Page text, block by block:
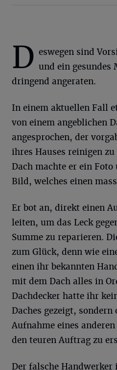
D eswegen sind
und ein gesundes
dringend angeraten.
In einem aktuellen Fall
von einem angeblichen
angesprochen, der
ihres Hauses reinigen
Dach machte er ein
Bild, welches einen
Er bot an, direkt einen
leiten, um das Leck
Summe zu reparieren.
zum Glück, denn wie
einen ihr bekannten
mit dem Dach alles in
Dachdecker hatte ihr
Daches gezeigt, sondern
Aufnahme eines
den teuren Auftrag zu
Der falsche Handwerker